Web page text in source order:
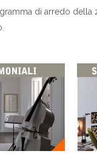
di arredo della